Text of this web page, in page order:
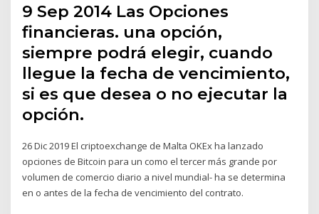
9 Sep 2014 Las Opciones
financieras. una opción,
siempre podrá elegir, cuando
llegue la fecha de vencimiento,
si es que desea o no ejecutar la
opción.
26 Dic 2019 El criptoexchange de Malta OKEx ha lanzado
opciones de Bitcoin para un como el tercer más grande por
volumen de comercio diario a nivel mundial- ha se determina
en o antes de la fecha de vencimiento del contrato.